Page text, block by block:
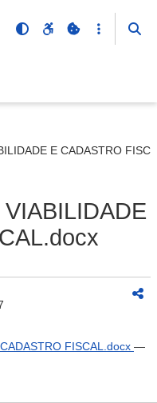
E CADASTRO
FISCAL.docx —